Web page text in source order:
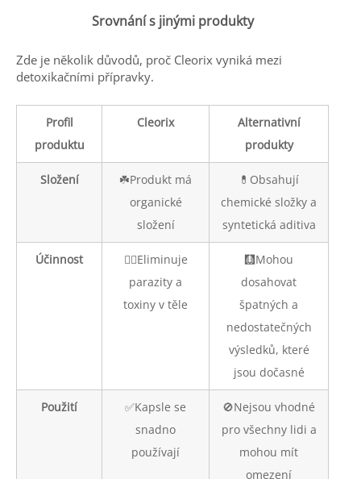
Srovnání s jinými produkty
Zde je několik důvodů, proč Cleorix vyniká mezi
detoxikačními přípravky.
Profil
produktu
Cleorix
Alternativní
produkty
Složení
☘️Produkt má
organické
složení
💊Obsahují
chemické složky a
syntetická aditiva
Účinnost
👍🏼Eliminuje
parazity a
toxiny v těle
🩻Mohou
dosahovat
špatných a
nedostatečných
výsledků, které
jsou dočasné
Použití
✅Kapsle se
snadno
používají
🚫Nejsou vhodné
pro všechny lidi a
mohou mít
omezení